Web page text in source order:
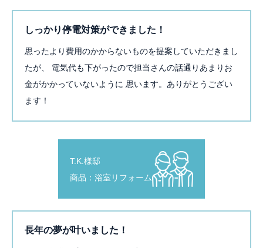
しっかり停電対策ができました！
思ったより費用のかからないものを提案していただきまし
たが、 電気代も下がったので担当さんの話通りあまりお
金がかかっていないように 思います。ありがとうござい
ます！
長年の夢が叶いました！
T.K.様邸
商品：浴室リフォーム